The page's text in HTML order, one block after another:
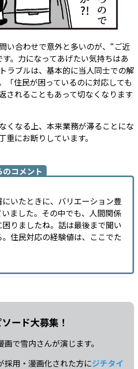
い合わせで意外と多いのが、“ご近
。力になってあげたい気持ちはあ
ラブルは、基本的に当人同士での解
「住民が困っているのに対応しても
されることもあって切なくなります
くなる上、本来業務が滞ることにな
にお断りしています。
コメント
いたときに、バリエーション豊
ました。その中でも、人間関係
りましたね。話は最後まで聞い
住民対応の経験値は、ここでた
ード大募集！
で雪内さんが演じます。
採用・漫画化された方にジチタイ